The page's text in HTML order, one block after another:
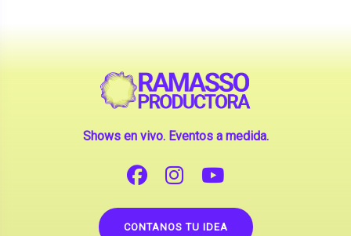
Shows en vivo. Eventos a medida.
CONTANOS TU IDEA